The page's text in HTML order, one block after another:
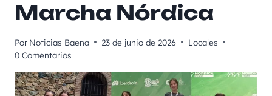
Marcha Nórdica
Por Noticias Baena 23 de junio de 2026
Locales
0 Comentarios